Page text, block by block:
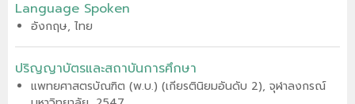
Language Spoken
อังกฤษ, ไทย
ปริญญาบัตรและสถาบันการศึกษา
แพทยศาสตรบัณฑิต (พ.บ.) (เกียรตินิยมอันดับ 2), จุฬาลงกรณ์